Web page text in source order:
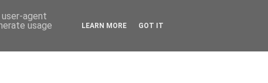
agent
usage
LEARN MORE GOT IT